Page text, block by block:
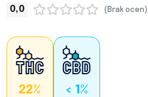
0,0 (Brak ocen)
22% < 1%